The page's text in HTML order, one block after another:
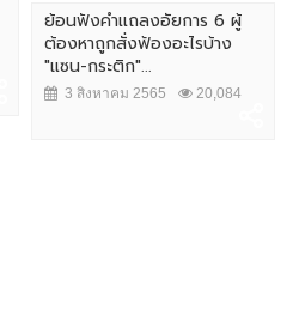
ย้อนฟังคำเเถลงอัยการ 6 ผู้
ต้องหาถูกสั่งฟ้องอะไรบ้าง
"แซน-กระติก"...
3 สิงหาคม 2565 20,084